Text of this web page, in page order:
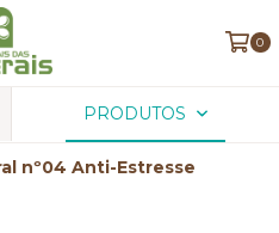
0
PRODUTOS
nº04 Anti-Estresse